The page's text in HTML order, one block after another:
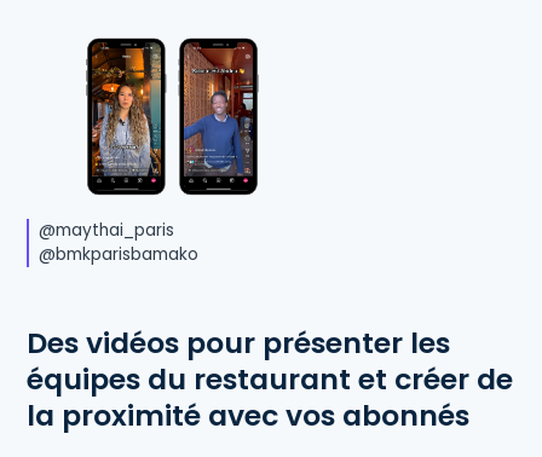
@maythai_paris
@bmkparisbamako
Des vidéos pour présenter les
équipes du restaurant et créer de
la proximité avec vos abonnés